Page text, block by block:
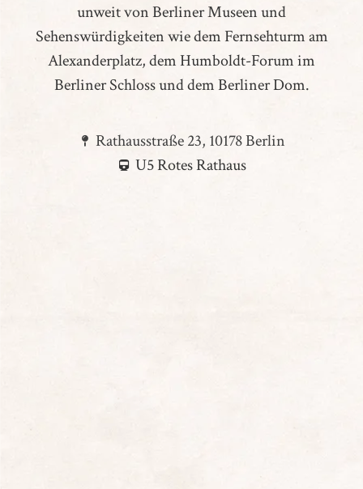
unweit von Berliner Museen und
Sehenswürdigkeiten wie dem Fernsehturm am
Alexanderplatz, dem Humboldt-Forum im
Berliner Schloss und dem Berliner Dom.
Rathausstraße 23, 10178 Berlin
U5 Rotes Rathaus